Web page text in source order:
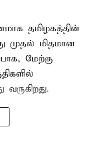
தமிழகத்தின்
முதல் மிதமான
மேற்கு